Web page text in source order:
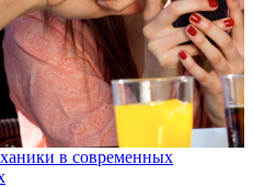
в современных